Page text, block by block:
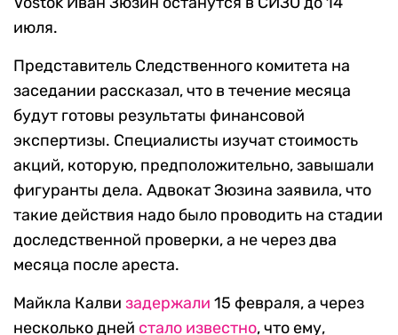
июля.
Представитель Следственного комитета на
заседании рассказал, что в течение месяца
будут готовы результаты финансовой
экспертизы. Специалисты изучат стоимость
акций, которую, предположительно, завышали
фигуранты дела. Адвокат Зюзина заявила, что
такие действия надо было проводить на стадии
доследственной проверки, а не через два
месяца после ареста.
Майкла Калви задержали 15 февраля, а через
несколько дней стало известно, что ему,